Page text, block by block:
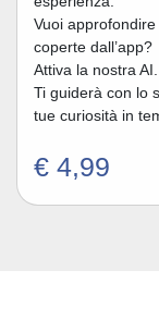
Vuoi
coperte dall’app?
Attiva la nostra AI.
Ti guiderà con lo
tue curiosità in
€ 4,99